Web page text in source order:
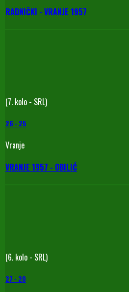
RADNIČKI - VRANJE 1957
(7. kolo - SRL)
26 - 25
Vranje
VRANJE 1957 - OBILIĆ
(6. kolo - SRL)
27 - 20